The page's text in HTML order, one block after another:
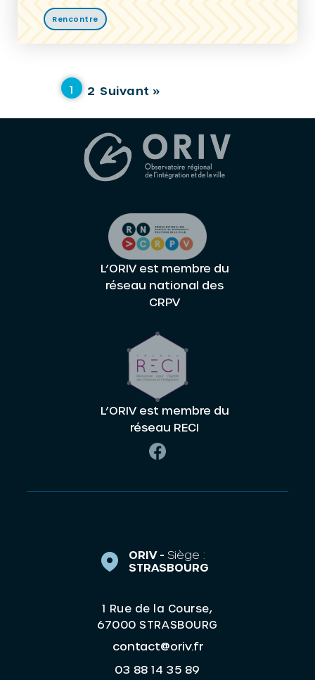
Rencontre
1 2 Suivant »
L’ORIV est membre du
réseau national des
CRPV
L’ORIV est membre du
réseau RECI
ORIV - Siège :
STRASBOURG
1 Rue de la Course,
67000 STRASBOURG
contact@oriv.fr
03 88 14 35 89